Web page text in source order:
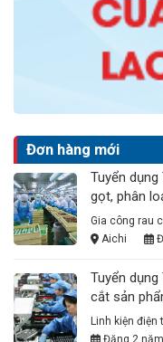
Đơn hàng mới
Tuyển
gọt, phân
Gia công rau
Aichi
Tuyển
cắt sản
Linh kiện điện